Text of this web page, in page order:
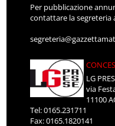
Per pubblicazione
contattare la segreteria
LG
via
11100
Tel: 0165.231711
Fax: 0165.1820141